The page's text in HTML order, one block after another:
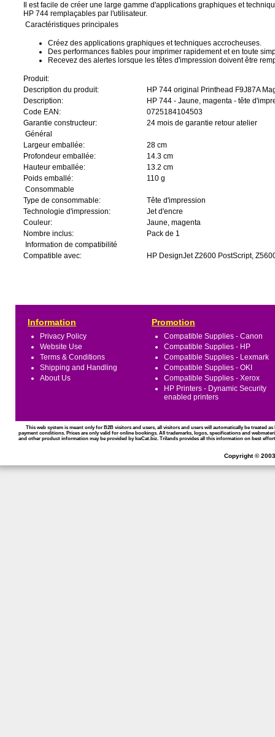
Il est facile de créer une large gamme d'applications graphiques et
HP 744 remplaçables par l'utilisateur.
Caractéristiques principales
Créez des applications graphiques et techniques accrocheuses.
Des performances fiables pour imprimer rapidement et en toute
Recevez des alertes lorsque les têtes d'impression doivent être
Produit:
Description du produit:
HP 744 original Printhead F9J87A
Description:
HP 744 - Jaune, magenta - tête
Code EAN:
0725184104503
Garantie constructeur:
24 mois de garantie retour atelier
Général
Largeur emballée:
28 cm
Profondeur emballée:
14.3 cm
Hauteur emballée:
13.2 cm
Poids emballé:
110 g
Consommable
Type de consommable:
Tête d'impression
Technologie d'impression:
Jet d'encre
Couleur:
Jaune, magenta
Nombre inclus:
Pack de 1
Information de compatibilité
Compatible avec:
HP DesignJet Z2600 PostScript,
Information
Privacy Policy
Website Use
Terms & Conditions
Shipping and Handling
About Us
Promotion
Compatible Supplies - Canon
Compatible Supplies - HP
Compatible Supplies - Lexmark
Compatible Supplies - OKI
Compatible Supplies - Xerox
HP Printers - Dynamic Security
enabled printers
This web system is meant only for B2B visitors and users, all visitors and users will automatically be treated
payment conditions. Prices are only valid for online bookings. All trademarks, logos, specifications and
and other product information may be provided by IceCat.biz. Trilands provides all this information on best
Copyright ©